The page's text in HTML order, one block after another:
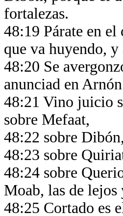
fortalezas.
48:19 Párate en
que va huyendo,
48:20 Se
anunciad en
48:21 Vino juicio
sobre Mefaat,
48:22 sobre
48:23 sobre
48:24 sobre
Moab, las de lejos
48:25 Cortado es